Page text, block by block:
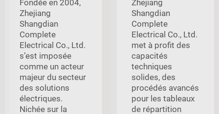
Fondée en 2004,
Zhejiang
Shangdian
Complete
Electrical Co., Ltd.
s’est imposée
comme un acteur
majeur du secteur
des solutions
électriques.
Nichée sur la
Zhejiang
Shangdian
Complete
Electrical Co., Ltd.
met à profit des
capacités
techniques
solides, des
procédés avancés
pour les tableaux
de répartition